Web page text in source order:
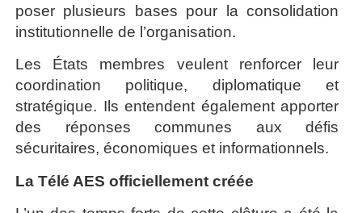
poser plusieurs bases pour la consolidation
institutionnelle de l’organisation.
Les États membres veulent renforcer leur
coordination politique, diplomatique et
stratégique. Ils entendent également apporter
des réponses communes aux défis
sécuritaires, économiques et informationnels.
La Télé AES officiellement créée